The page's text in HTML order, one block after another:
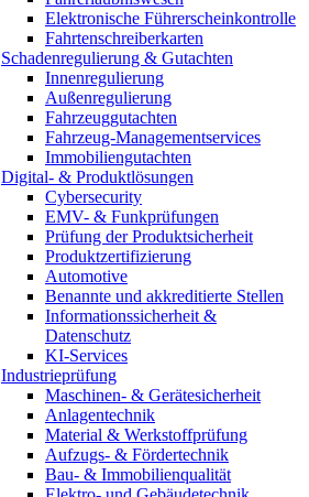
Elektronische Führerscheinkontrolle
Fahrtenschreiberkarten
Schadenregulierung & Gutachten
Innenregulierung
Außenregulierung
Fahrzeuggutachten
Fahrzeug-Managementservices
Immobiliengutachten
Digital- & Produktlösungen
Cybersecurity
EMV- & Funkprüfungen
Prüfung der Produktsicherheit
Produktzertifizierung
Automotive
Benannte und akkreditierte Stellen
Informationssicherheit &
Datenschutz
KI-Services
Industrieprüfung
Maschinen- & Gerätesicherheit
Anlagentechnik
Material & Werkstoffprüfung
Aufzugs- & Fördertechnik
Bau- & Immobilienqualität